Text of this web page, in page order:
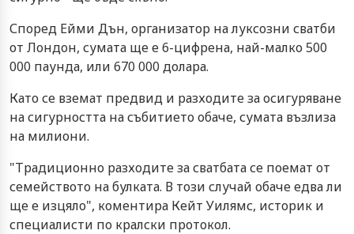
Според Ейми Дън, организатор на луксозни сватби
от Лондон, сумата ще е 6-цифрена, най-малко 500
000 паунда, или 670 000 долара.
Като се вземат предвид и разходите за осигуряване
на сигурността на събитието обаче, сумата възлиза
на милиони.
"Традиционно разходите за сватбата се поемат от
семейството на булката. В този случай обаче едва ли
ще е изцяло", коментира Кейт Уилямс, историк и
специалисти по кралски протокол.